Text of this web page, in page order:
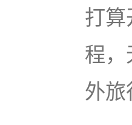
打算
程，
外旅